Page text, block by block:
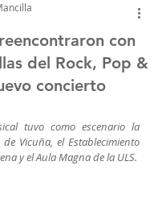
con
del Rock, Pop &
concierto
tuvo como escenario la
Vicuña, el Establecimiento
y el Aula Magna de la ULS.